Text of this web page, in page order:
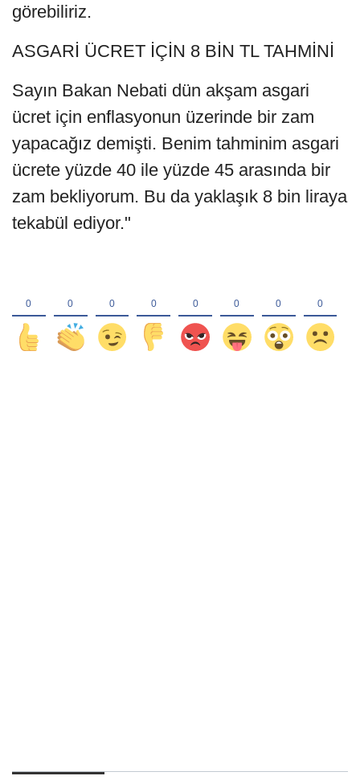
görebiliriz.
ASGARİ ÜCRET İÇİN 8 BİN TL TAHMİNİ
Sayın Bakan Nebati dün akşam asgari
ücret için enflasyonun üzerinde bir zam
yapacağız demişti. Benim tahminim asgari
ücrete yüzde 40 ile yüzde 45 arasında bir
zam bekliyorum. Bu da yaklaşık 8 bin liraya
tekabül ediyor."